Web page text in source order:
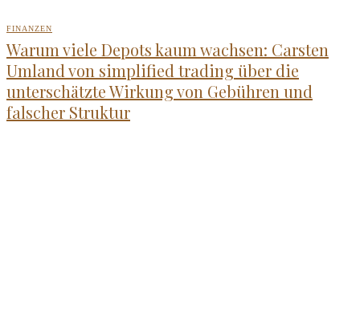
FINANZEN
Warum viele Depots kaum wachsen: Carsten
Umland von simplified trading über die
unterschätzte Wirkung von Gebühren und
falscher Struktur